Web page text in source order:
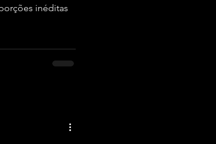
inéditas